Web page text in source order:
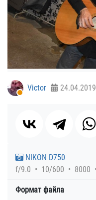
Victor 24.04.2019
NIKON D750
f/9.0
10/600 8000
Формат файла